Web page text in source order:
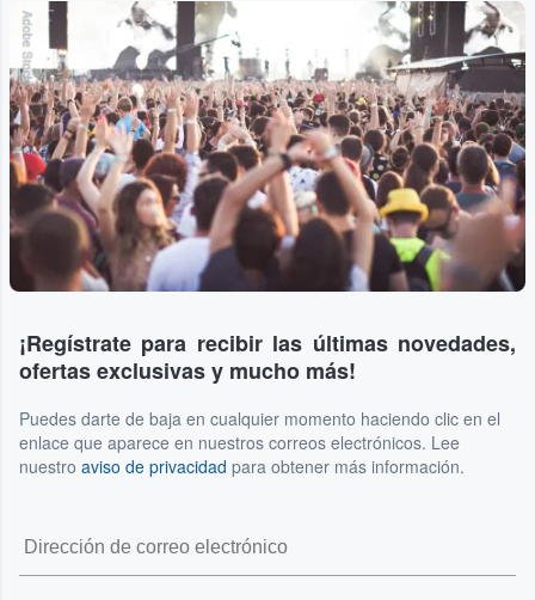
Adobe Stock
¡Regístrate para recibir las últimas novedades,
ofertas exclusivas y mucho más!
Puedes darte de baja en cualquier momento haciendo clic en el
enlace que aparece en nuestros correos electrónicos. Lee
nuestro aviso de privacidad para obtener más información.